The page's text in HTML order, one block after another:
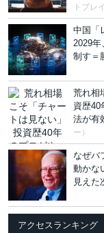
トブレ
中国「
2029年
制す＝
荒れ相
資歴40
法が有
ー）
なぜバ
動かな
見えた
アクセスランキング